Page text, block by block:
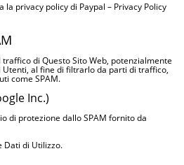
la privacy policy di Paypal – Privacy Policy
di Questo Sito Web, potenzialmente
al fine di filtrarlo da parti di traffico,
come SPAM.
Inc.)
di protezione dallo SPAM fornito da
Dati di Utilizzo.